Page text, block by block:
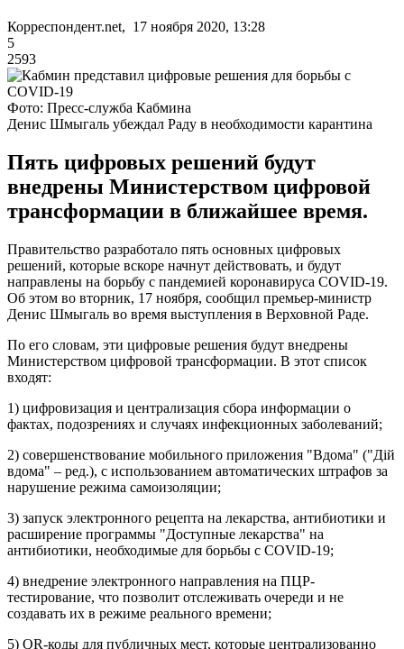
Корреспондент.net, 17 ноября 2020, 13:28
5
2593
Фото: Пресс-служба Кабмина
Денис Шмыгаль убеждал Раду в необходимости карантина
Пять цифровых решений будут
внедрены Министерством цифровой
трансформации в ближайшее время.
Правительство разработало пять основных цифровых
решений, которые вскоре начнут действовать, и будут
направлены на борьбу с пандемией коронавируса COVID-19.
Об этом во вторник, 17 ноября, сообщил премьер-министр
Денис Шмыгаль во время выступления в Верховной Раде.
По его словам, эти цифровые решения будут внедрены
Министерством цифровой трансформации. В этот список
входят:
1) цифровизация и централизация сбора информации о
фактах, подозрениях и случаях инфекционных заболеваний;
2) совершенствование мобильного приложения "Вдома" ("Дій
вдома" – ред.), с использованием автоматических штрафов за
нарушение режима самоизоляции;
3) запуск электронного рецепта на лекарства, антибиотики и
расширение программы "Доступные лекарства" на
антибиотики, необходимые для борьбы с COVID-19;
4) внедрение электронного направления на ПЦР-
тестирование, что позволит отслеживать очереди и не
создавать их в режиме реального времени;
5) QR-коды для публичных мест, которые централизованно